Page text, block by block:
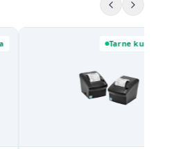
Tarne kuni 7 päeva